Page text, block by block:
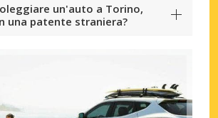
un'auto a Torino,
una patente straniera?